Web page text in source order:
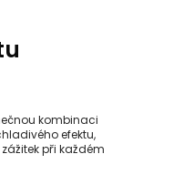
kombinaci
efektu,
při každém